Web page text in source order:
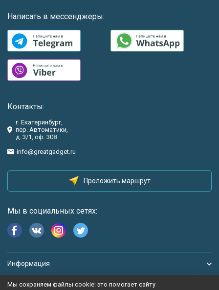
Написать в мессенджеры:
Контакты:
г. Екатеринбург,
пер. Автоматики,
д. 3/1, оф. 308
info@greatgadget.ru
Проложить маршрут
Мы в социальных сетях:
Информация
Мы сохраняем файлы cookie: это помогает сайту